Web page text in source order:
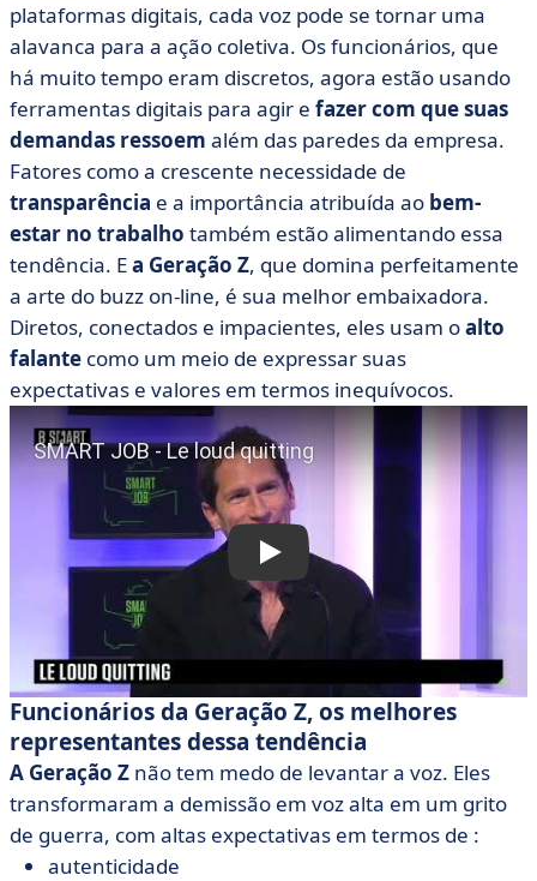
plataformas digitais, cada voz pode se tornar uma
alavanca para a ação coletiva. Os funcionários, que
há muito tempo eram discretos, agora estão usando
ferramentas digitais para agir e fazer com que suas
demandas ressoem além das paredes da empresa.
Fatores como a crescente necessidade de
transparência e a importância atribuída ao bem-
estar no trabalho também estão alimentando essa
tendência. Ea Geração Z, que domina perfeitamente
a arte do buzz on-line, é sua melhor embaixadora.
Diretos, conectados e impacientes, eles usam oalto
falante como um meio de expressar suas
expectativas e valores em termos inequívocos.
Funcionários da Geração Z, os melhores
representantes dessa tendência
A Geração Z não tem medo de levantar a voz. Eles
transformaram a demissão em voz alta em um grito
de guerra, com altas expectativas em termos de :
autenticidade